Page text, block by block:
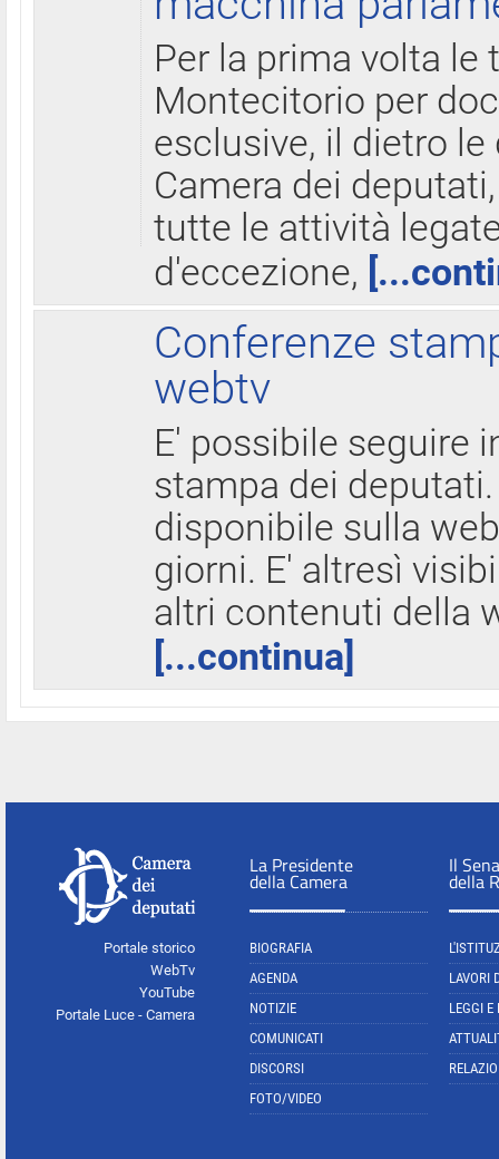
Per la prima volta le
Montecitorio per
esclusive, il dietro
Camera dei
tutte le attività
d'eccezione,
Conferenze
webtv
E' possibile seguire
stampa dei
disponibile sulla
giorni. E' altresì
altri contenuti della
[...continua]
Portale storico
WebTv
YouTube
Portale Luce - Camera
La Presidente
della Camera
BIOGRAFIA
AGENDA
NOTIZIE
COMUNICATI
DISCORSI
FOTO/VIDEO
Il
della
LAVORI
LEGGI E